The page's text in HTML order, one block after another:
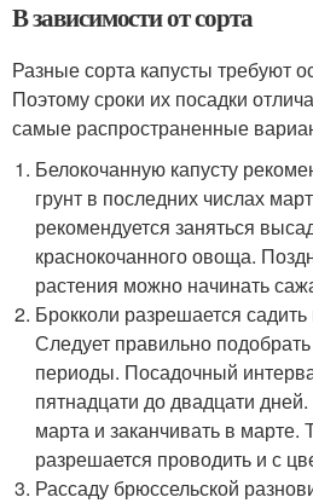
В зависимости от сорта
Разные сорта капусты требуют
Поэтому сроки их посадки
самые распространенные
Белокочанную капусту
грунт в последних числах
рекомендуется заняться
краснокочанного овоща.
растения можно начинать
Брокколи разрешается садить
Следует правильно
периоды. Посадочный
пятнадцати до двадцати
марта и заканчивать в
разрешается проводить и с
Рассаду брюссельской